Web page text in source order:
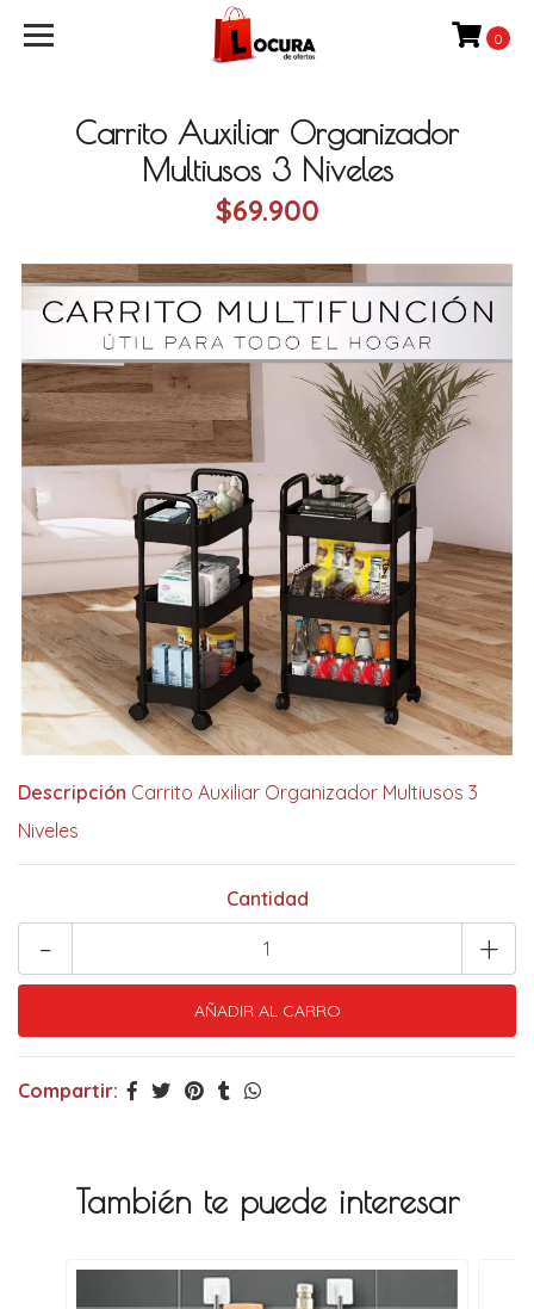
0
Carrito Auxiliar Organizador
Multiusos 3 Niveles
$69.900
Descripción Carrito Auxiliar Organizador Multiusos 3
Niveles
Cantidad
+
-
Compartir:
También te puede interesar